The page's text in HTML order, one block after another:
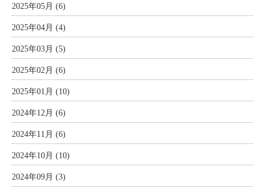
2025年05月 (6)
2025年04月 (4)
2025年03月 (5)
2025年02月 (6)
2025年01月 (10)
2024年12月 (6)
2024年11月 (6)
2024年10月 (10)
2024年09月 (3)